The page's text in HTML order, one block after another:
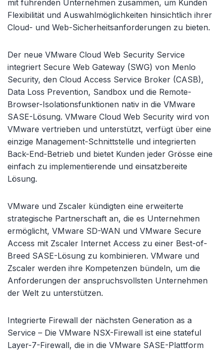
mit führenden Unternehmen zusammen, um Kunden
Flexibilität und Auswahlmöglichkeiten hinsichtlich ihrer
Cloud- und Web-Sicherheitsanforderungen zu bieten.
Der neue VMware Cloud Web Security Service
integriert Secure Web Gateway (SWG) von Menlo
Security, den Cloud Access Service Broker (CASB),
Data Loss Prevention, Sandbox und die Remote-
Browser-Isolationsfunktionen nativ in die VMware
SASE-Lösung. VMware Cloud Web Security wird von
VMware vertrieben und unterstützt, verfügt über eine
einzige Management-Schnittstelle und integrierten
Back-End-Betrieb und bietet Kunden jeder Grösse eine
einfach zu implementierende und einsatzbereite
Lösung.
VMware und Zscaler kündigten eine erweiterte
strategische Partnerschaft an, die es Unternehmen
ermöglicht, VMware SD-WAN und VMware Secure
Access mit Zscaler Internet Access zu einer Best-of-
Breed SASE-Lösung zu kombinieren. VMware und
Zscaler werden ihre Kompetenzen bündeln, um die
Anforderungen der anspruchsvollsten Unternehmen
der Welt zu unterstützen.
Integrierte Firewall der nächsten Generation as a
Service – Die VMware NSX-Firewall ist eine stateful
Layer-7-Firewall, die in die VMware SASE-Plattform